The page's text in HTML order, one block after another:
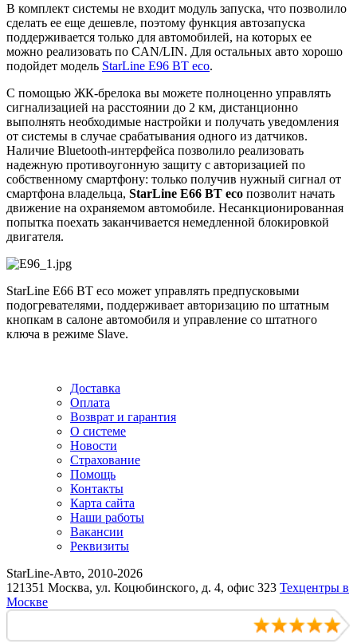
В комплект системы не входит модуль запуска, что позволило
сделать ее еще дешевле, поэтому функция автозапуска
поддерживается только для автомобилей, на которых ее
можно реализовать по CAN/LIN. Для остальных авто хорошо
подойдет модель StarLine E96 BT eco.
С помощью ЖК-брелока вы можете полноценно управлять
сигнализацией на расстоянии до 2 км, дистанционно
выполнять необходимые настройки и получать уведомления
от системы в случае срабатывания одного из датчиков.
Наличие Bluetooth-интерфейса позволило реализовать
надежную противоугонную защиту с авторизацией по
собственному смартфону: только получив нужный сигнал от
смартфона владельца, StarLine E66 BT eco позволит начать
движение на охраняемом автомобиле. Несанкционированная
попытка поехать заканчивается немедленной блокировкой
двигателя.
StarLine E66 BT eco может управлять предпусковыми
подогревателями, поддерживает авторизацию по штатным
кнопкам в салоне автомобиля и управление со штатного
ключа в режиме Slave.
Доставка
Оплата
Возврат и гарантия
О системе
Новости
Страхование
Помощь
Контакты
Карта сайта
Наши работы
Вакансии
Реквизиты
StarLine-Авто, 2010-2026
121351 Москва, ул. Коцюбинского, д. 4, офис 323 Техцентры в
Москве